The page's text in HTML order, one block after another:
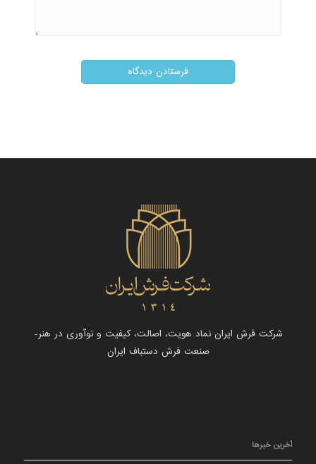
شرکت فرش ایران نماد هویت، اصالت، کیفیت و نوآوری در هنر-
صنعت فرش دستباف ایران
آخرین خبرها